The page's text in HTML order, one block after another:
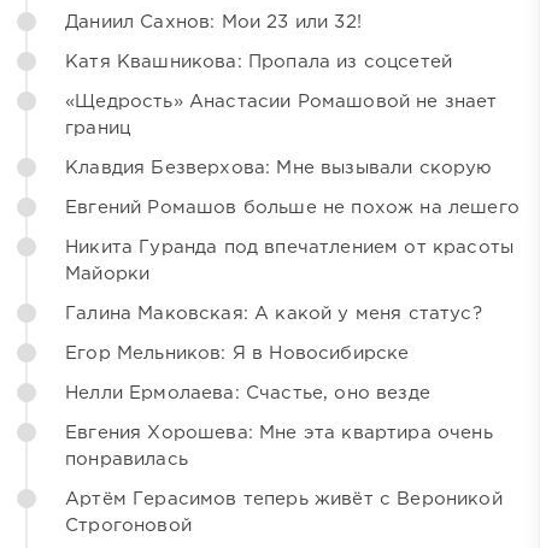
Даниил Сахнов: Мои 23 или 32!
Катя Квашникова: Пропала из соцсетей
«Щедрость» Анастасии Ромашовой не знает
границ
Клавдия Безверхова: Мне вызывали скорую
Евгений Ромашов больше не похож на лешего
Никита Гуранда под впечатлением от красоты
Майорки
Галина Маковская: А какой у меня статус?
Егор Мельников: Я в Новосибирске
Нелли Ермолаева: Счастье, оно везде
Евгения Хорошева: Мне эта квартира очень
понравилась
Артём Герасимов теперь живёт с Вероникой
Строгоновой